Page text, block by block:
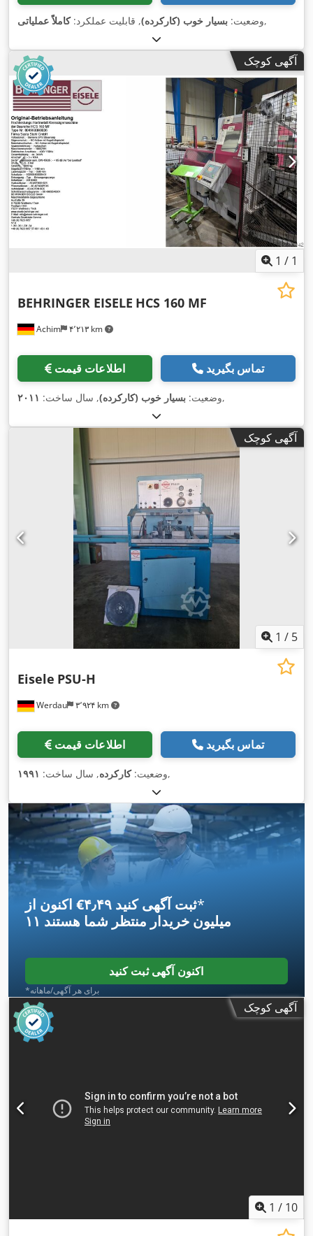
وضعیت: بسیار خوب (کارکرده), قابلیت عملکرد:کاملاً عملیاتی ,
آگهی کوچک
1 / 1
Achim ۴٬۲۱۳ km
BEHRINGER EISELE HCS 160 MF
اطلاعات قیمت تماس بگیرید
وضعیت: بسیار خوب (کارکرده), سال ساخت: ۲۰۱۱ ,
آگهی کوچک
1 / 5
Werdau ۳٬۹۲۴ km
Eisele PSU-H
اطلاعات قیمت تماس بگیرید
وضعیت:کارکرده, سال ساخت: ۱۹۹۱ ,
اکنون از ‎€۴٫۴۹ ثبت آگهی کنید*
۱۱ میلیون خریدار منتظر شما هستند
اکنون آگهی ثبت کنید
*برای هر آگهی/ماهانه
آگهی کوچک
1 / 10